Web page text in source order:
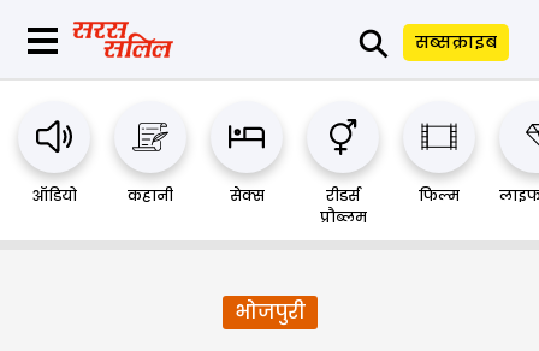
⚲ सब्सक्राइब
ऑडियो कहानी सेक्स
रीडर्स
प्रौब्लम
फिल्म
भोजपुरी